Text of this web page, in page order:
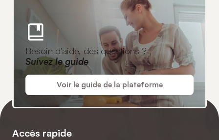
Besoin d'aide, des questions ?
Suivez le guide
Voir le guide de la plateforme
Accès rapide